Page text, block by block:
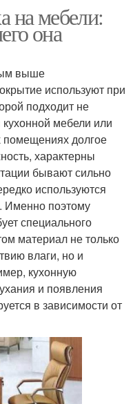
на мебели:
она
выше
используют при
подходит не
мебели или
помещениях долгое
характерны
бывают сильно
используются
Именно поэтому
специального
материал не только
влаги, но и
кухонную
и появления
в зависимости от